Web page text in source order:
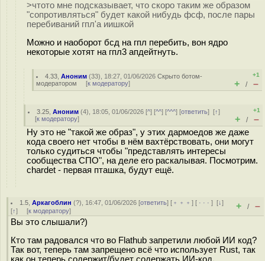
>чтото мне подсказывает, что скоро таким же образом
"сопротивляться" будет какой нибудь фсф, после пары
перебиваний гпл'а иишкой
Можно и наоборот бсд на гпл перебить, вон ядро
некоторые хотят на гпл3 апдейтнуть.
4.33 ,Аноним (33), 18:27, 01/06/2026Скрыто ботом-
модератором [к модератору]
+1
+ / –
3.25 ,Аноним (4), 18:05, 01/06/2026 [^] [^^] [^^^] [ответить][↑]
[к модератору]
+1
+ / –
Ну это не "такой же образ", у этих дармоедов же даже
кода своего нет чтобы в нём вахтёрствовать, они могут
только судиться чтобы "представлять интересы
сообщества СПО", на деле его раскалывая. Посмотрим.
chardet - первая пташка, будут ещё.
1.5 ,Аркагоблин (?), 16:47, 01/06/2026 [ответить] [ ﹢﹢﹢] [ · · ·][↓]
[↑] [к модератору] + / –
Вы это слышали?)
Кто там радовался что во Flathub запретили любой ИИ код?
Так вот, теперь там запрещено всё что использует Rust, так